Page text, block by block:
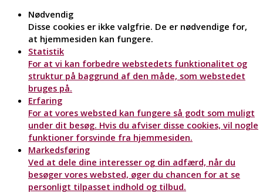
Nødvendig
Disse cookies er ikke valgfrie. De er nødvendige for,
at hjemmesiden kan fungere.
Statistik
For at vi kan forbedre webstedets funktionalitet og
struktur på baggrund af den måde, som webstedet
bruges på.
Erfaring
For at vores websted kan fungere så godt som muligt
under dit besøg. Hvis du afviser disse cookies, vil nogle
funktioner forsvinde fra hjemmesiden.
Markedsføring
Ved at dele dine interesser og din adfærd, når du
besøger vores websted, øger du chancen for at se
personligt tilpasset indhold og tilbud.